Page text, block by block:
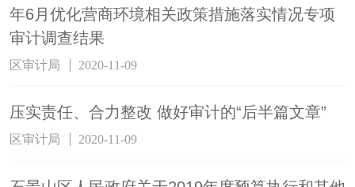
年6月优化营商环境相关政策措施落实情况专项
审计调查结果
区审计局 2020-11-09
压实责任、合力整改 做好审计的“后半篇文章”
区审计局 2020-11-09